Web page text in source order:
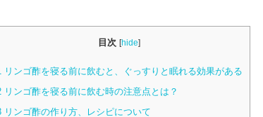
目次 [hide]
リンゴ酢を寝る前に飲むと、ぐっすりと眠れる効果がある
リンゴ酢を寝る前に飲む時の注意点とは？
リンゴ酢の作り方、レシピについて